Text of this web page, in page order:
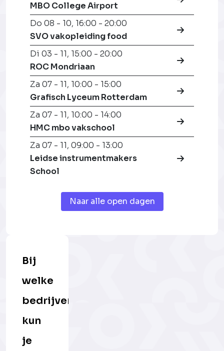
MBO College Airport
Do 08 - 10, 16:00 - 20:00
SVO vakopleiding food
Di 03 - 11, 15:00 - 20:00
ROC Mondriaan
Za 07 - 11, 10:00 - 15:00
Grafisch Lyceum Rotterdam
Za 07 - 11, 10:00 - 14:00
HMC mbo vakschool
Za 07 - 11, 09:00 - 13:00
Leidse instrumentmakers
School
Naar alle open dagen
Bij
welke
bedrijven
kun
je